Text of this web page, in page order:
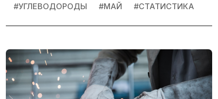
#УГЛЕВОДОРОДЫ #МАЙ #СТАТИСТИКА